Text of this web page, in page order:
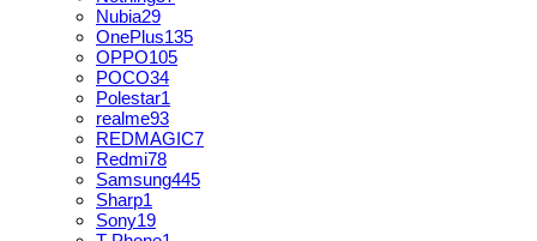
Nubia29
OnePlus135
OPPO105
POCO34
Polestar1
realme93
REDMAGIC7
Redmi78
Samsung445
Sharp1
Sony19